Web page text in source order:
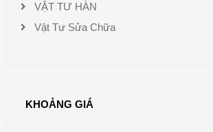
VẬT TƯ HÀN
Vật Tư Sửa Chữa
KHOẢNG GIÁ